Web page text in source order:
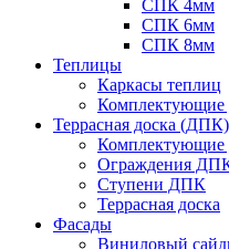
СПК 4мм
СПК 6мм
СПК 8мм
Теплицы
Каркасы теплиц
Комплектующие
Террасная доска (ДПК)
Ограждения
Ступени ДПК
Террасная доска
Фасады
Виниловый